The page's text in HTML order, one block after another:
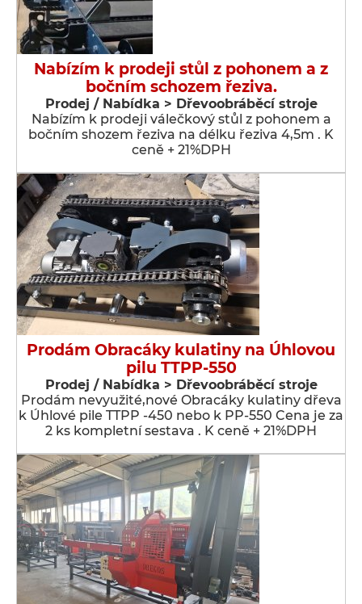
Nabízím k prodeji stůl z pohonem a z
bočním schozem řeziva.
Prodej / Nabídka > Dřevoobráběcí stroje
Nabízím k prodeji válečkový stůl z pohonem a
bočním shozem řeziva na délku řeziva 4,5m . K
ceně + 21%DPH
Prodám Obracáky kulatiny na Úhlovou
pilu TTPP-550
Prodej / Nabídka > Dřevoobráběcí stroje
Prodám nevyužité,nové Obracáky kulatiny dřeva
k Úhlové pile TTPP -450 nebo k PP-550 Cena je za
2 ks kompletní sestava . K ceně + 21%DPH